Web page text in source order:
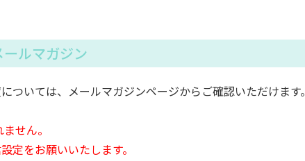
ルマガジン
ついては、メールマガジンページからご確認いただけます。
せん。
定をお願いいたします。